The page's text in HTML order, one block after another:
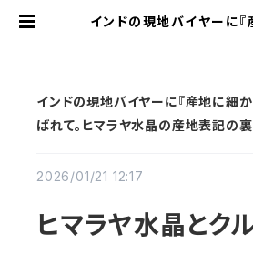
インドの現地バイヤーに
インドの現地バイヤーに『産地に細
ばれて。ヒマラヤ水晶の産地表記の
2026/01/21 12:17
ヒマラヤ水晶とク